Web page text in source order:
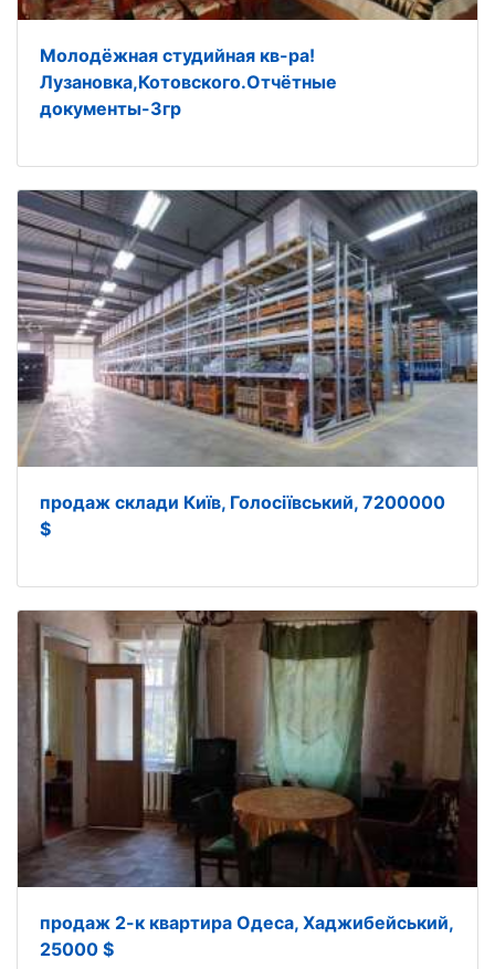
Молодёжная студийная кв-ра!
Лузановка,Котовского.Отчётные
документы-3гр
продаж склади Київ, Голосіївський, 7200000
$
продаж 2-к квартира Одеса, Хаджибейський,
25000 $